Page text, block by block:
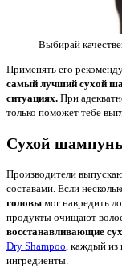
Выбирай
Применять его
самый лучший сухой
ситуациях. При
только поможет тебе
Сухой
Производители
составами. Если
головы мог навредить
продукты очищают
восстанавливающие
Dry Shampoo, каждый из
ингредиенты.